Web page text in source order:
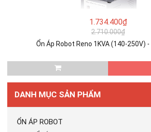
1.734.400₫
2.710.000₫
Ổn Áp Robot Reno 1KVA (140-250V) -
DANH MỤC SẢN PHẨM
ỔN ÁP ROBOT